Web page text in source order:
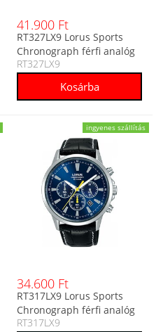
41.900 Ft
RT327LX9 Lorus Sports
Chronograph férfi analóg
karóra
RT327LX9
ingyenes szállítás
34.600 Ft
RT317LX9 Lorus Sports
Chronograph férfi analóg
karóra
RT317LX9